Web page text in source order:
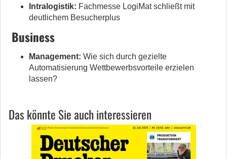
Intralogistik: Fachmesse LogiMat schließt mit
deutlichem Besucherplus
Business
Management: Wie sich durch gezielte
Automatisierung Wettbewerbsvorteile erzielen
lassen?
Das könnte Sie auch interessieren